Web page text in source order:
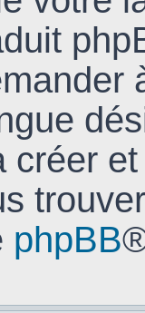
créer
phpBB